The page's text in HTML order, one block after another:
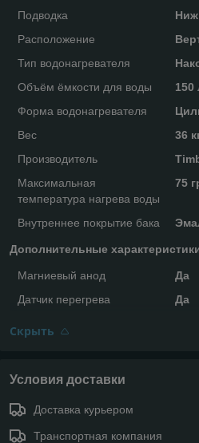
Подводка
Расположение
Тип водонагревателя
Объём ёмкости для воды
150
Форма водонагревателя
Вес
36
Производитель
Максимальная
температура нагрева воды
75
Внутреннее покрытие бака
Дополнительные
Магниевый анод
Да
Датчик перегрева
Да
Скрыть
Условия доставки
Доставка курьером
Транспортная компания